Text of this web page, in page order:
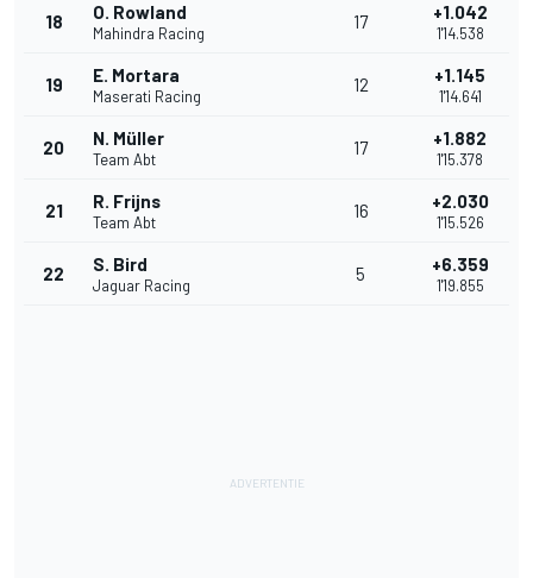
18 O. Rowland
Mahindra Racing
17 +1.042
1'14.538
19 E. Mortara
Maserati Racing
12 +1.145
1'14.641
20 N. Müller
Team Abt
17 +1.882
1'15.378
21 R. Frijns
Team Abt
16 +2.030
1'15.526
22 S. Bird
Jaguar Racing
5 +6.359
1'19.855